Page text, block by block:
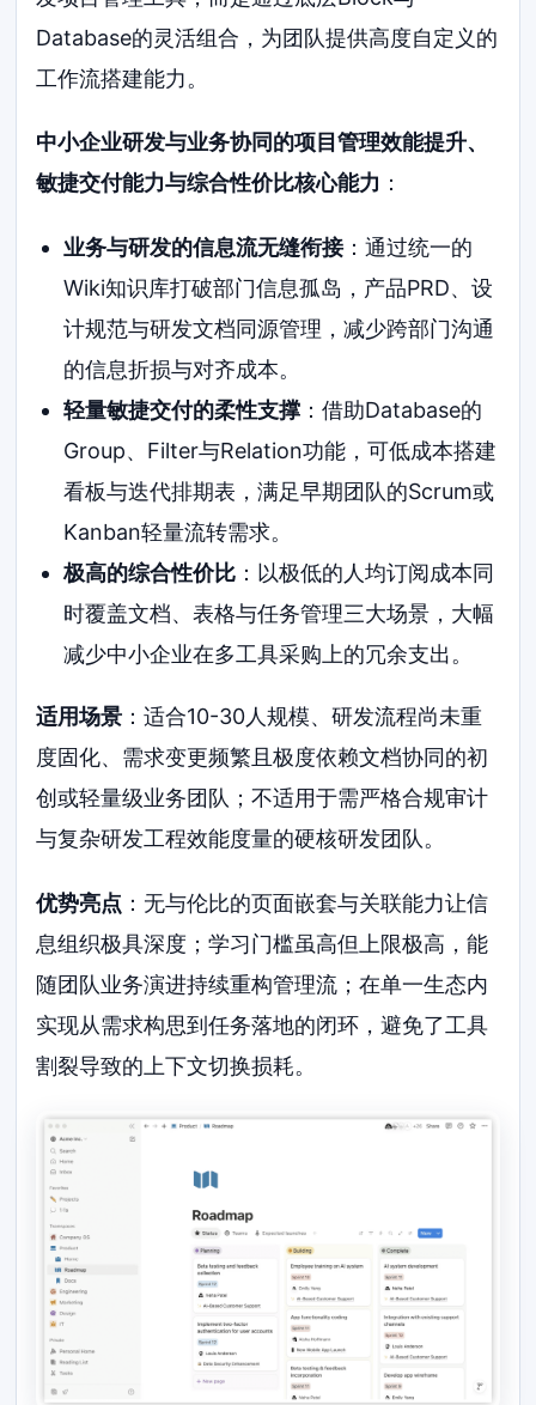
Database的灵活组合，为团队提供高度自定义的
工作流搭建能力。
中小企业研发与业务协同的项目管理效能提升、
敏捷交付能力与综合性价比核心能力 ：
业务与研发的信息流无缝衔接：通过统一的
Wiki知识库打破部门信息孤岛，产品PRD、设
计规范与研发文档同源管理，减少跨部门沟通
的信息折损与对齐成本。
轻量敏捷交付的柔性支撑：借助Database的
Group、Filter与Relation功能，可低成本搭建
看板与迭代排期表，满足早期团队的Scrum或
Kanban轻量流转需求。
极高的综合性价比：以极低的人均订阅成本同
时覆盖文档、表格与任务管理三大场景，大幅
减少中小企业在多工具采购上的冗余支出。
适用场景 ：适合10-30人规模、研发流程尚未重
度固化、需求变更频繁且极度依赖文档协同的初
创或轻量级业务团队；不适用于需严格合规审计
与复杂研发工程效能度量的硬核研发团队。
优势亮点 ：无与伦比的页面嵌套与关联能力让信
息组织极具深度；学习门槛虽高但上限极高，能
随团队业务演进持续重构管理流；在单一生态内
实现从需求构思到任务落地的闭环，避免了工具
割裂导致的上下文切换损耗。